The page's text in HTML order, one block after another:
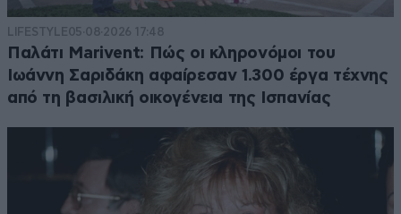
LIFESTYLE05·08·2026 17:48
Παλάτι Marivent: Πώς οι κληρονόμοι του
Ιωάννη Σαριδάκη αφαίρεσαν 1.300 έργα τέχνης
από τη βασιλική οικογένεια της Ισπανίας